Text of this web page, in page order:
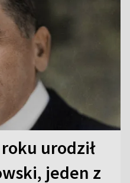
urodził
jeden z